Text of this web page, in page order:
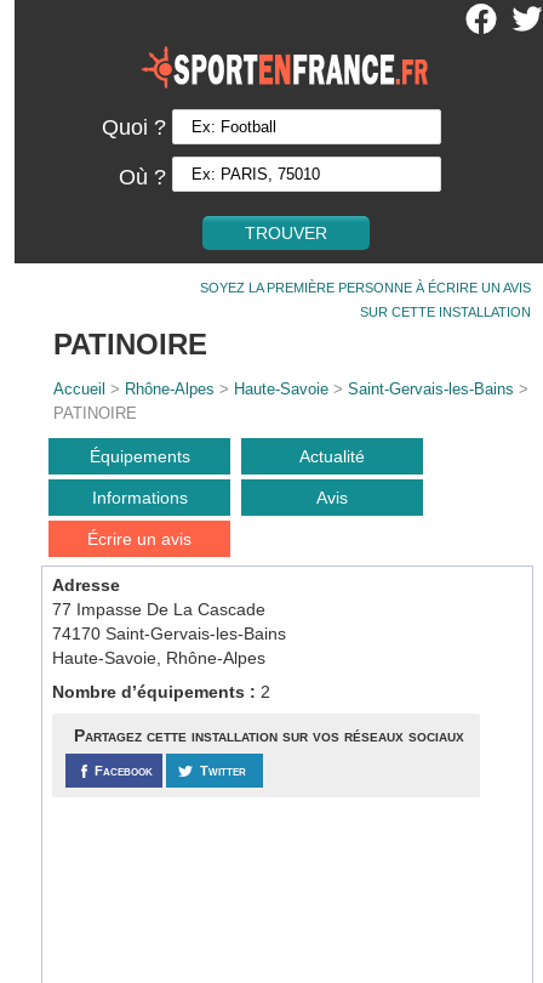
Quoi ?
Où ?
SOYEZ LA PREMIÈRE PERSONNE À ÉCRIRE UN AVIS
SUR CETTE INSTALLATION
PATINOIRE
Accueil > Rhône-Alpes > Haute-Savoie >Saint-Gervais-les-Bains >
PATINOIRE
Équipements Actualité
Informations Avis
Écrire un avis
Adresse
77 Impasse De La Cascade
74170 Saint-Gervais-les-Bains
Haute-Savoie, Rhône-Alpes
Nombre d’équipements : 2
Partagez cette installation sur vos réseaux sociaux
Facebook Twitter